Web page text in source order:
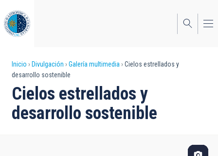
al
contenido
principal
Sobrescribir
enlaces
de
ayuda
Inicio Divulgación Galería multimedia
Cielos estrellados y
desarrollo sostenible
Cielos estrellados y
desarrollo sostenible